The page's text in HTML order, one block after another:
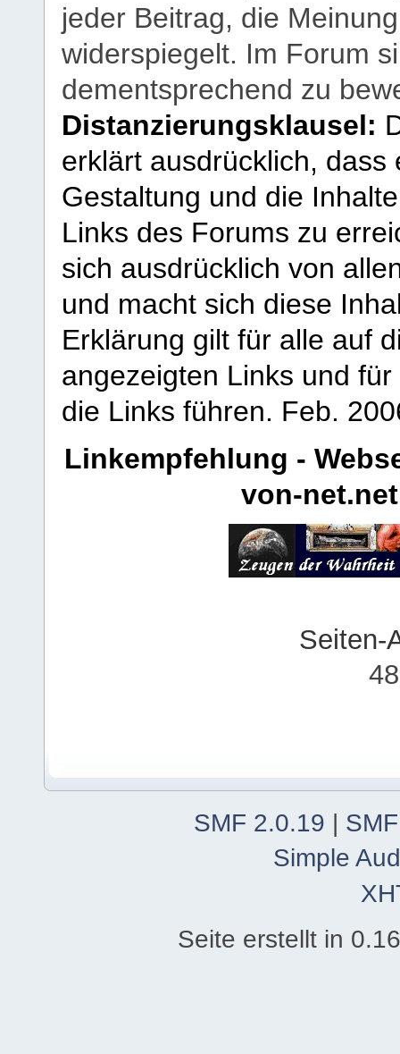
jeder Beitrag, die
widerspiegelt. Im Forum
dementsprechend zu
Distanzierungsklausel:
erklärt ausdrücklich,
Gestaltung und die
Links des Forums zu
sich ausdrücklich von
und macht sich diese
Erklärung gilt für alle auf
angezeigten Links und
die Links führen. Feb.
Linkempfehlung -
von-net.net
Seiten-
SMF 2.0.19 |
Simple
Seite erstellt in